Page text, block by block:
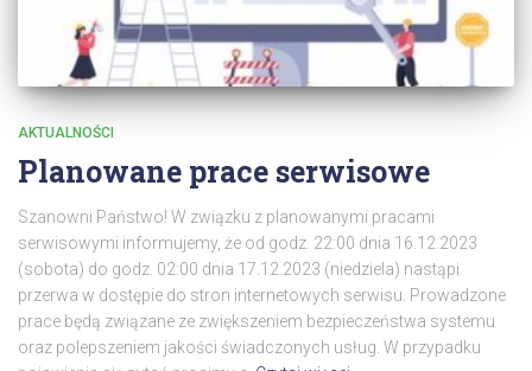
AKTUALNOŚCI
Planowane prace serwisowe
Szanowni Państwo! W związku z planowanymi pracami
serwisowymi informujemy, że od godz. 22:00 dnia 16.12.2023
(sobota) do godz. 02:00 dnia 17.12.2023 (niedziela) nastąpi
przerwa w dostępie do stron internetowych serwisu. Prowadzone
prace będą związane ze zwiększeniem bezpieczeństwa systemu
oraz polepszeniem jakości świadczonych usług. W przypadku